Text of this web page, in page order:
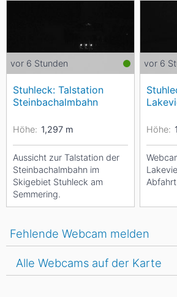
vor 6 Stunden
Stuhleck: Talstation
Steinbachalmbahn
Höhe: 1,297 m
Aussicht zur Talstation der
Steinbachalmbahn im
Skigebiet Stuhleck am
Semmering.
vor 6
Höhe:
Abfahrt
Fehlende Webcam melden
Alle Webcams auf der Karte